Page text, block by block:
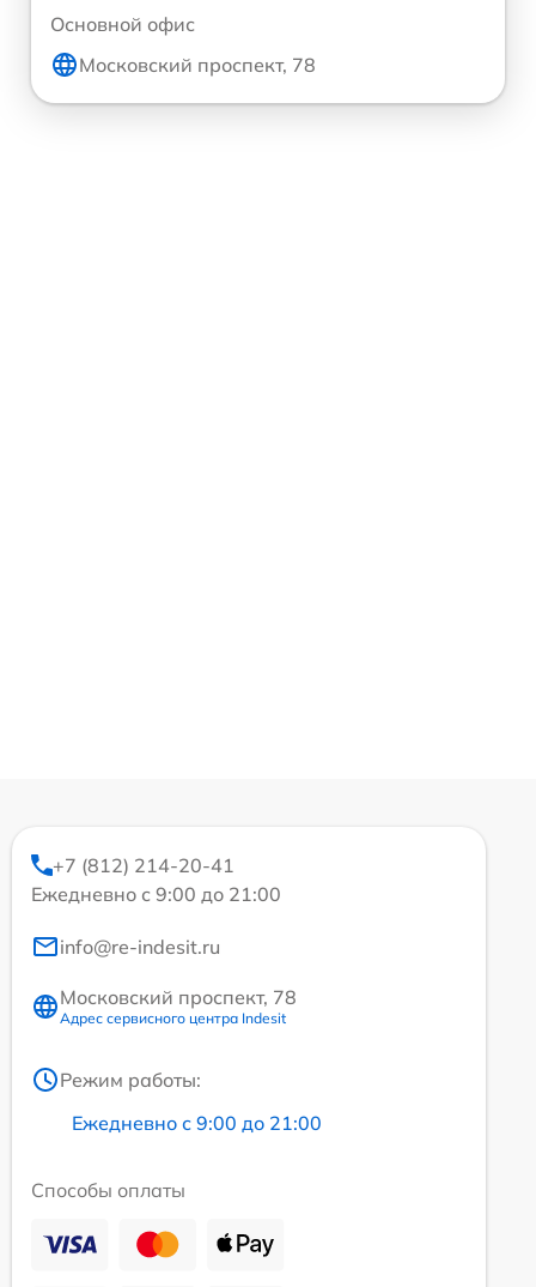
Основной офис
Московский проспект, 78
+7 (812) 214-20-41
Ежедневно с 9:00 до 21:00
info@re-indesit.ru
Московский проспект, 78
Адрес сервисного центра Indesit
Режим работы:
Ежедневно с 9:00 до 21:00
Способы оплаты